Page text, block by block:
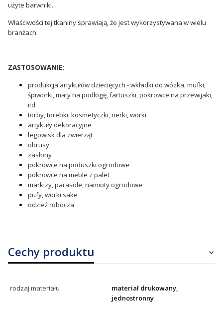
użyte barwniki.
Właściwości tej tkaniny sprawiają, że jest wykorzystywana w wielu
branżach.
ZASTOSOWANIE:
produkcja artykułów dziecięcych - wkładki do wózka, mufki,
śpiworki, maty na podłogę, fartuszki, pokrowce na przewijaki,
itd.
torby, torebki, kosmetyczki, nerki, worki
artykuły dekoracyjne
legowisk dla zwierząt
obrusy
zasłony
pokrowce na poduszki ogrodowe
pokrowce na meble z palet
markizy, parasole, namioty ogrodowe
pufy, worki sake
odzież robocza
Cechy produktu
rodzaj materiału
materiał drukowany,
jednostronny